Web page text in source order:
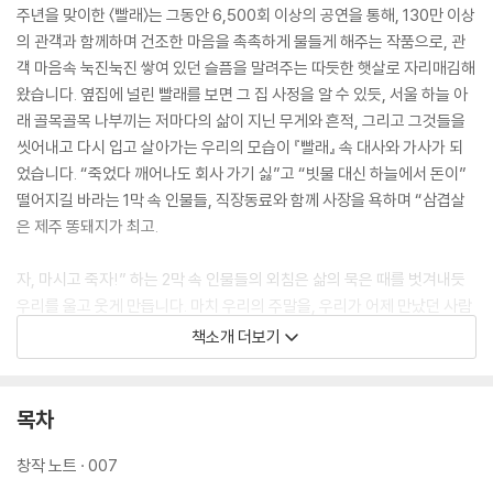
주년을 맞이한 〈빨래〉는 그동안 6,500회 이상의 공연을 통해, 130만 이상
의 관객과 함께하며 건조한 마음을 촉촉하게 물들게 해주는 작품으로, 관
객 마음속 눅진눅진 쌓여 있던 슬픔을 말려주는 따듯한 햇살로 자리매김해
왔습니다. 옆집에 널린 빨래를 보면 그 집 사정을 알 수 있듯, 서울 하늘 아
래 골목골목 나부끼는 저마다의 삶이 지닌 무게와 흔적, 그리고 그것들을
씻어내고 다시 입고 살아가는 우리의 모습이 『빨래』 속 대사와 가사가 되
었습니다. “죽었다 깨어나도 회사 가기 싫”고 “빗물 대신 하늘에서 돈이”
떨어지길 바라는 1막 속 인물들, 직장동료와 함께 사장을 욕하며 “삼겹살
은 제주 똥돼지가 최고.
자, 마시고 죽자!” 하는 2막 속 인물들의 외침은 삶의 묵은 때를 벗겨내듯
우리를 울고 웃게 만듭니다. 마치 우리의 주말을, 우리가 어제 만났던 사람
들의 이야기를 그대로 옮겨놓은 듯한 〈빨래〉 대본집은 두 개의 막과 열여덟
번의 노래, 창작 노트, 프로덕션 히스토리 및 작가의 말을 더해 완성되었습
성희 극작가·연극평론가)던 이 작품은 제11회 한국뮤지컬대상 극본 및 작
책소개 더보기
목차
창작 노트 · 007